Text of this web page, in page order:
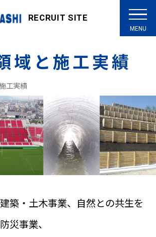
RECRUIT SITE
域と施工実績
工実績
築・土木事業、自然との共生を
災事業、